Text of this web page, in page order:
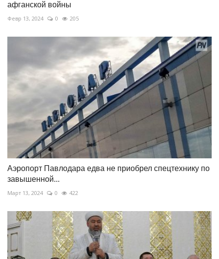
афганской войны
Февр 13, 2024 0 205
Аэропорт Павлодара едва не приобрел спецтехнику по
завышенной...
Март 13, 2024 0 422